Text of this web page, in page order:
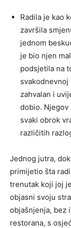
Radila je kao
završila
jednom
je bio njen
podsjetila na
zahvalan i
dobio. Njegov
svaki obrok
različitih
Jednog jutra,
primijetio šta
trenutak koji joj
objasni svoju
objašnjenja, bez
restorana, s